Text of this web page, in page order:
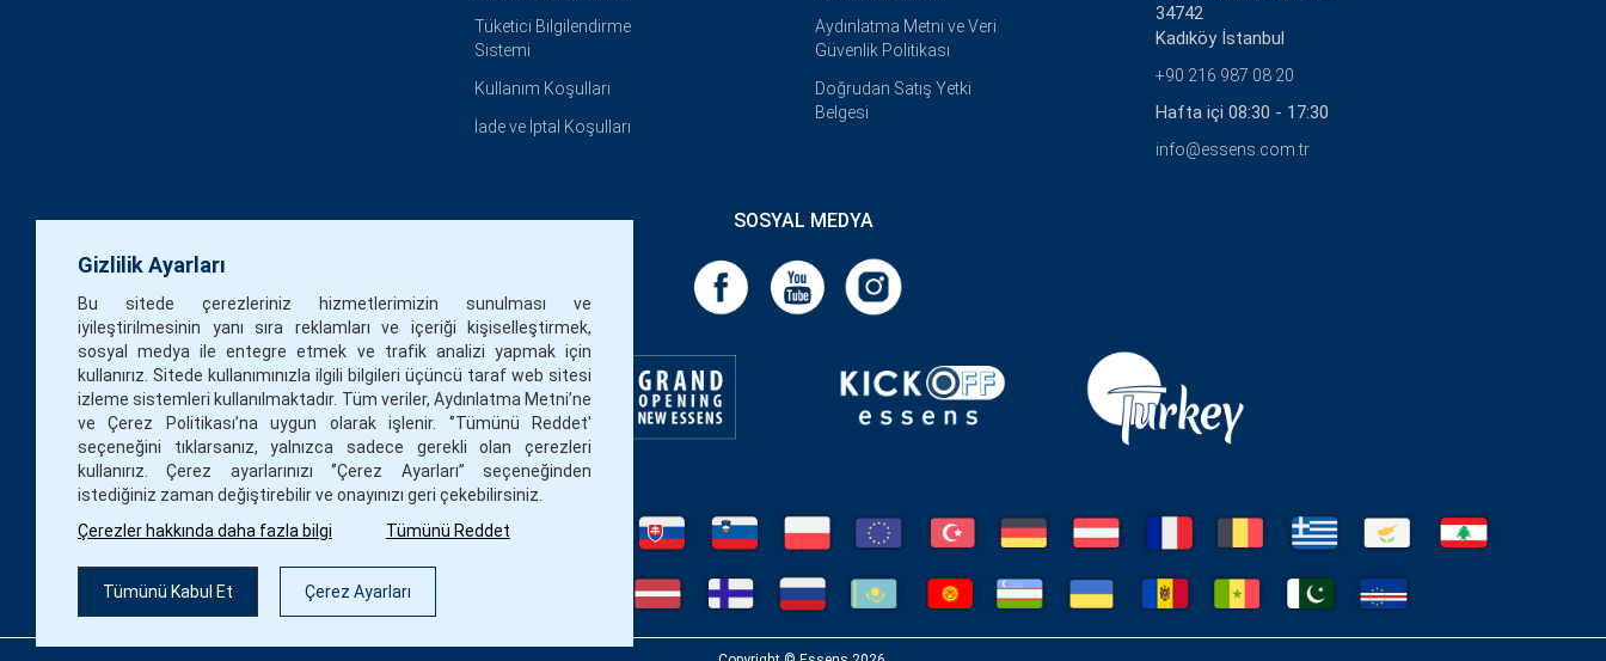
Gizlilik Ayarları
Bu sitede çerezleriniz hizmetlerimizin sunulması ve
iyileştirilmesinin yanı sıra reklamları ve içeriği kişiselleştirmek,
sosyal medya ile entegre etmek ve trafik analizi yapmak için
kullanırız. Sitede kullanımınızla ilgili bilgileri üçüncü taraf web sitesi
izleme sistemleri kullanılmaktadır. Tüm veriler, Aydınlatma Metni’ne
ve Çerez Politikası’na uygun olarak işlenir. ‘’Tümünü Reddet'
seçeneğini tıklarsanız, yalnızca sadece gerekli olan çerezleri
kullanırız. Çerez ayarlarınızı ‘’Çerez Ayarları’’ seçeneğinden
istediğiniz zaman değiştirebilir ve onayınızı geri çekebilirsiniz.
Çerezler hakkında daha fazla bilgi
Tümünü Reddet
Tümünü Kabul Et Çerez Ayarları
Tüketici Bilgilendirme
Sistemi
Kullanım Koşulları
İade ve İptal Koşulları
Aydınlatma Metni ve Veri
Güvenlik Politikası
Doğrudan Satış Yetki
Belgesi
34742
Kadıköy İstanbul
+90 216 987 08 20
Hafta içi 08:30 - 17:30
info@essens.com.tr
SOSYAL MEDYA